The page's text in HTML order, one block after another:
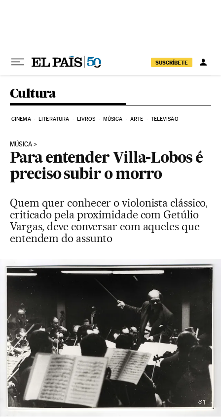
SUSCRÍBETE
Cultura
CINEMA LITERATURA LIVROS MÚSICA ARTE TELEVISÃO
MÚSICA
Para entender Villa-Lobos é
preciso subir o morro
Quem quer conhecer o violonista clássico,
criticado pela proximidade com Getúlio
Vargas, deve conversar com aqueles que
entendem do assunto